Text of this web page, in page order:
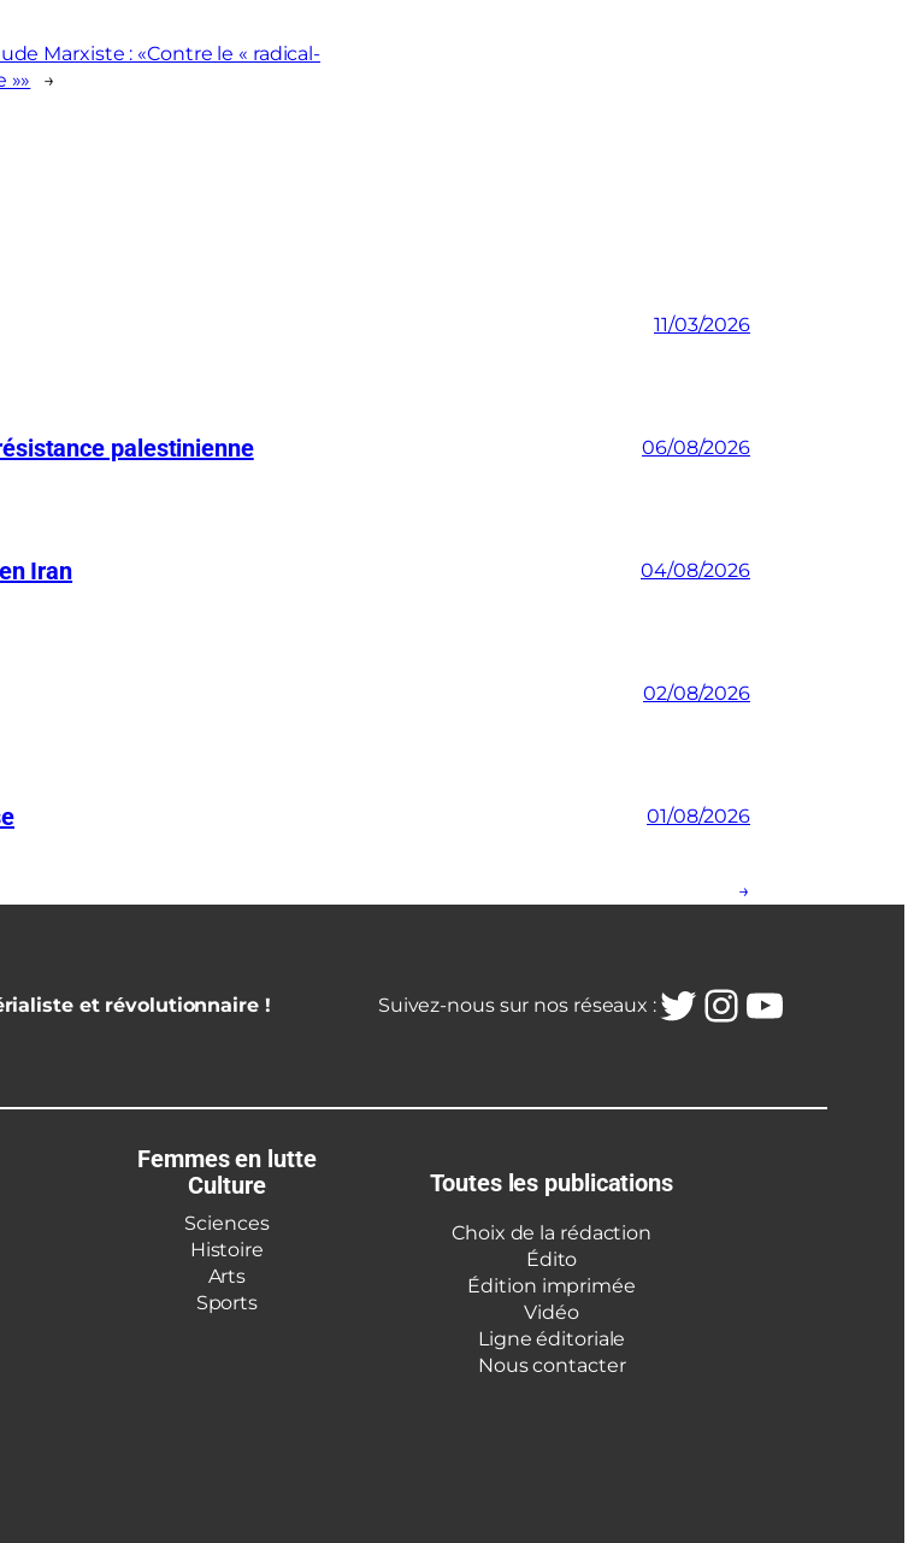
Marxiste : «Contre le « radical-
»»
→
11/03/2026
palestinienne 06/08/2026
Iran 04/08/2026
02/08/2026
01/08/2026
→
et révolutionnaire ! Suivez-nous sur nos réseaux :Twitter
Femmes en lutte
Culture
Sciences
Histoire
Arts
Sports
Toutes les publications
Choix de la rédaction
Édito
Édition imprimée
Vidéo
Ligne éditoriale
Nous contacter